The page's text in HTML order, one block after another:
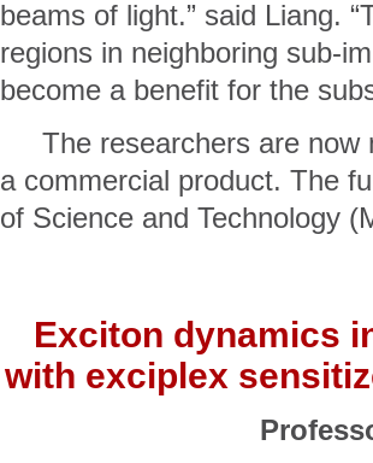
beams of light.” said Liang.
regions in neighboring sub-
become a benefit for the
The researchers are now
a commercial product. The
of Science and Technology
Exciton dynamics
with exciplex